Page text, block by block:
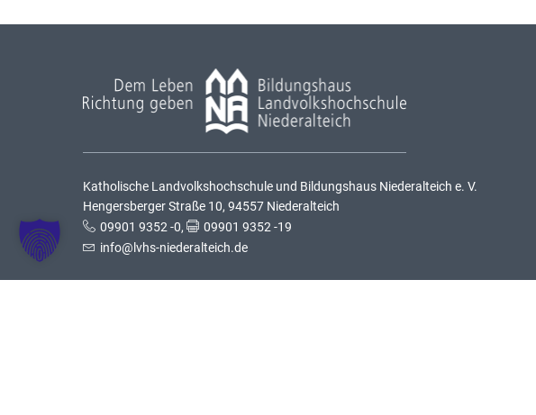
Katholische Landvolkshochschule und Bildungshaus Niederalteich e. V.
Hengersberger Straße 10, 94557 Niederalteich
09901 9352 -0,
09901 9352 -19
info@lvhs-niederalteich.de